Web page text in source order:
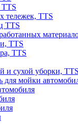
тележек, TTS
TTS
TTS
TTS
и сухой уборки, TTS
для мойки